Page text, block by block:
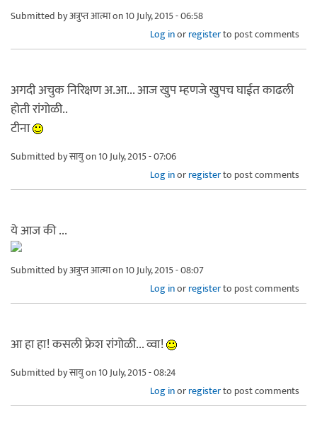
Submitted byअत्रुप्त आत्माon 10 July, 2015 - 06:58
Log inorregisterto post comments
अगदी अचुक निरिक्षण अ.आ... आज खुप म्हणजे खुपच घाईत काढली
होती रांगोळी..
टीना
Submitted byसायुon 10 July, 2015 - 07:06
Log inorregisterto post comments
ये आज की ...
Submitted byअत्रुप्त आत्माon 10 July, 2015 - 08:07
Log inorregisterto post comments
आ हा हा! कसली फ्रेश रांगोळी... व्वा!
Submitted byसायुon 10 July, 2015 - 08:24
Log inorregisterto post comments